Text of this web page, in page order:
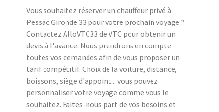
Vous souhaitez réserver un chauffeur privé à
Pessac Gironde 33 pour votre prochain voyage ?
Contactez AlloVTC33 de VTC pour obtenir un
devis à l'avance. Nous prendrons en compte
toutes vos demandes afin de vous proposer un
tarif compétitif. Choix de la voiture, distance,
boissons, siège d'appoint... vous pouvez
personnaliser votre voyage comme vous le
souhaitez. Faites-nous part de vos besoins et